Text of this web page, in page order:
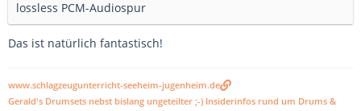
lossless PCM-Audiospur
Das ist natürlich fantastisch!
www.schlagzeugunterricht-seeheim-jugenheim.de
Gerald's Drumsets nebst bislang ungeteilter ;-) Insiderinfos rund um Drums &